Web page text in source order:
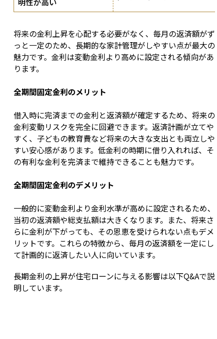
将来の金利上昇を心配する必要がなく、毎月の返済額がず
っと一定のため、長期的な家計管理がしやすい点が最大の
魅力です。金利は変動金利より高めに設定される傾向があ
ります。
全期間固定金利のメリット
借入時に完済までの金利と返済額が確定するため、将来の
金利変動リスクを完全に回避できます。返済計画が立てや
すく、子どもの教育費など将来の大きな支出とも両立しや
すい安心感があります。低金利の時期に借り入れれば、そ
の有利な金利を完済まで維持できることも魅力です。
全期間固定金利のデメリット
一般的に変動金利より金利水準が高めに設定されるため、
当初の返済額や総支払額は大きくなります。また、将来さ
らに金利が下がっても、その恩恵を受けられない点もデメ
リットです。これらの特徴から、毎月の返済額を一定にし
て計画的に返済したい人に向いています。
長期金利の上昇が住宅ローンに与える影響は以下Q&Aで説
明しています。